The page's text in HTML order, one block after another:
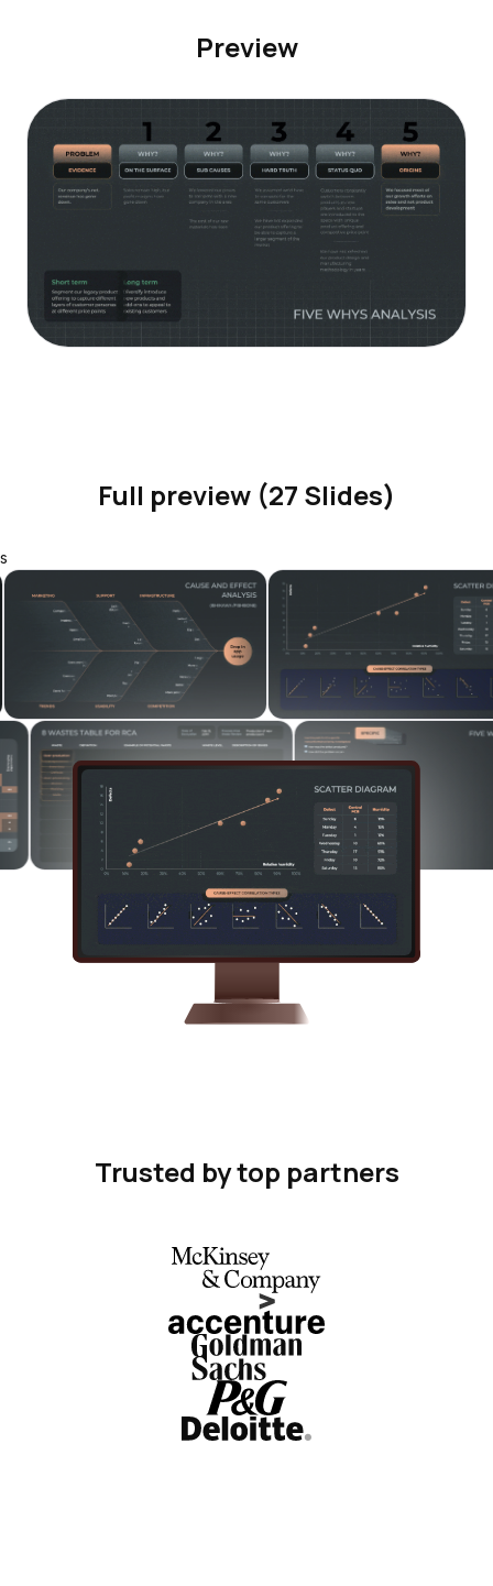
Preview
Full preview (27 Slides)
s
Trusted by top partners